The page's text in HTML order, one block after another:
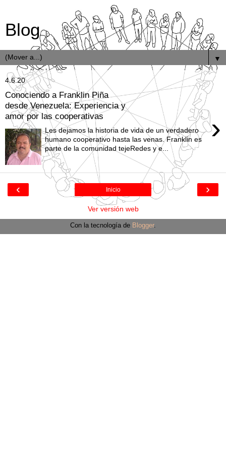
Blog
▼
4.6.20
Conociendo a Franklin Piña
desde Venezuela: Experiencia y
amor por las cooperativas
›
Les dejamos la historia de vida de un verdadero
humano cooperativo hasta las venas. Franklin es
parte de la comunidad tejeRedes y e...
‹ ›
Inicio
Ver versión web
Con la tecnología de Blogger.